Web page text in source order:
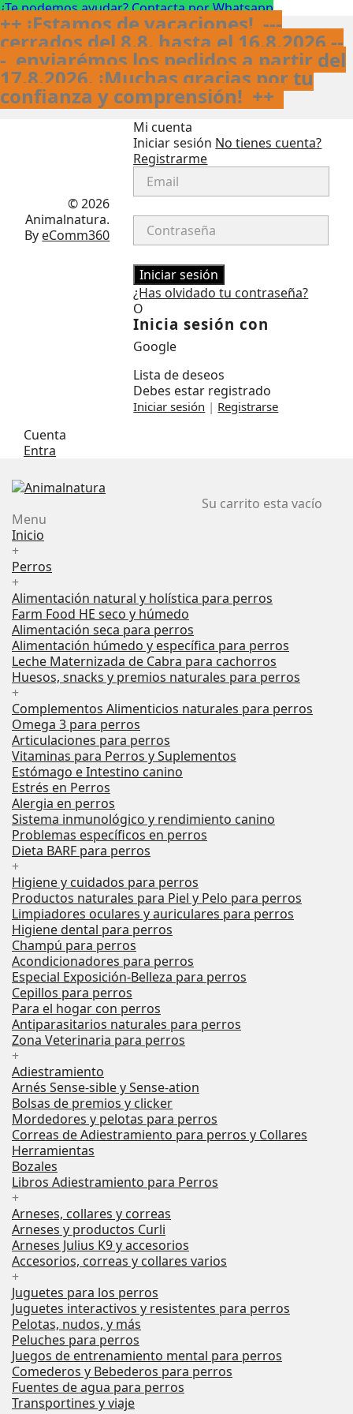
¿Te podemos ayudar? Contacta por Whatsapp
++ ¡Estamos de vacaciones! ---
cerrados del 8.8. hasta el 16.8.2026 --
- enviarémos los pedidos a partir del
17.8.2026. ¡Muchas gracias por tu
confianza y comprensión! ++
FacebookInstagram
© 2026
Animalnatura.
By eComm360
Mi cuenta
Iniciar sesión No tienes cuenta?
Registrarme
Iniciar sesión
¿Has olvidado tu contraseña?
O
Inicia sesión con
Google
Lista de deseos
Debes estar registrado
Iniciar sesión | Registrarse
Cuenta
Entra
Su carrito esta vacío
Menu
Inicio
+
Perros
+
Alimentación natural y holística para perros
Farm Food HE seco y húmedo
Alimentación seca para perros
Alimentación húmedo y específica para perros
Leche Maternizada de Cabra para cachorros
Huesos, snacks y premios naturales para perros
+
Complementos Alimenticios naturales para perros
Omega 3 para perros
Articulaciones para perros
Vitaminas para Perros y Suplementos
Estómago e Intestino canino
Estrés en Perros
Alergia en perros
Sistema inmunológico y rendimiento canino
Problemas específicos en perros
Dieta BARF para perros
+
Higiene y cuidados para perros
Productos naturales para Piel y Pelo para perros
Limpiadores oculares y auriculares para perros
Higiene dental para perros
Champú para perros
Acondicionadores para perros
Especial Exposición-Belleza para perros
Cepillos para perros
Para el hogar con perros
Antiparasitarios naturales para perros
Zona Veterinaria para perros
+
Adiestramiento
Arnés Sense-sible y Sense-ation
Bolsas de premios y clicker
Mordedores y pelotas para perros
Correas de Adiestramiento para perros y Collares
Herramientas
Bozales
Libros Adiestramiento para Perros
+
Arneses, collares y correas
Arneses y productos Curli
Arneses Julius K9 y accesorios
Accesorios, correas y collares varios
+
Juguetes para los perros
Juguetes interactivos y resistentes para perros
Pelotas, nudos, y más
Peluches para perros
Juegos de entrenamiento mental para perros
Comederos y Bebederos para perros
Fuentes de agua para perros
Transportines y viaje